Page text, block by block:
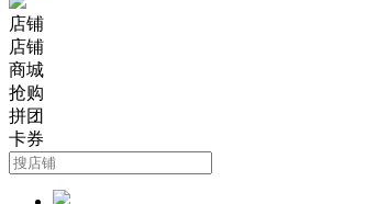
店铺
店铺
商城
抢购
拼团
卡券